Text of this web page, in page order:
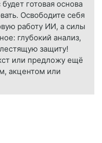
готовая основа
Освободите себя
работу ИИ, а силы
глубокий анализ,
защиту!
или предложу ещё
акцентом или